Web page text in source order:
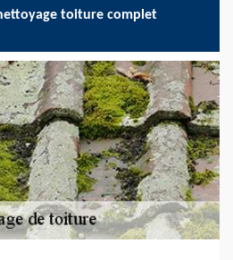
toiture complet